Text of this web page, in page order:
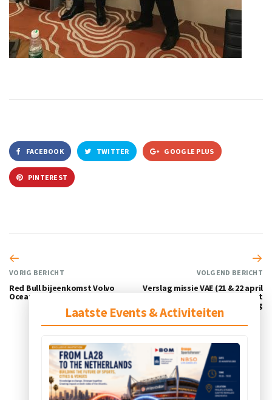
Laatste Events & Activiteiten
FACEBOOK TWITTER GOOGLE PLUS
PINTEREST
VORIG BERICHT
Red Bull bijeenkomst Volvo
Ocean Race
VOLGEND BERICHT
Verslag missie VAE (21 & 22 april
2018), MOU met Al Jazira FC zorgt
voor goede samenwerking